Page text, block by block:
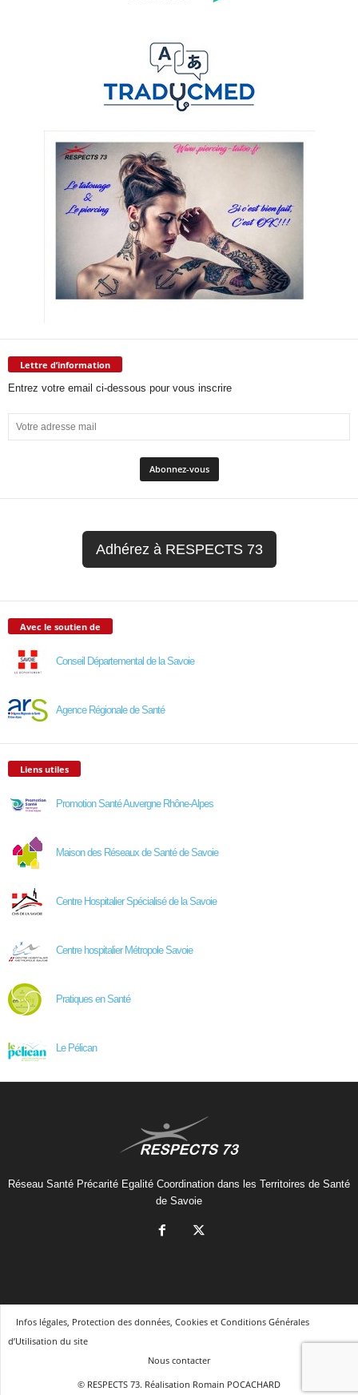
Lettre d’information
Entrez votre email ci-dessous pour vous inscrire
Adhérez à RESPECTS 73
Avec le soutien de
Conseil Départemental de la Savoie
Agence Régionale de Santé
Liens utiles
Promotion Santé Auvergne Rhône-Alpes
Maison des Réseaux de Santé de Savoie
Centre Hospitalier Spécialisé de la Savoie
Centre hospitalier Métropole Savoie
Pratiques en Santé
Le Pélican
Réseau Santé Précarité Egalité Coordination dans les Territoires de Santé
de Savoie
Infos légales, Protection des données, Cookies et Conditions Générales
d’Utilisation du site
Nous contacter
© RESPECTS 73. Réalisation Romain POCACHARD